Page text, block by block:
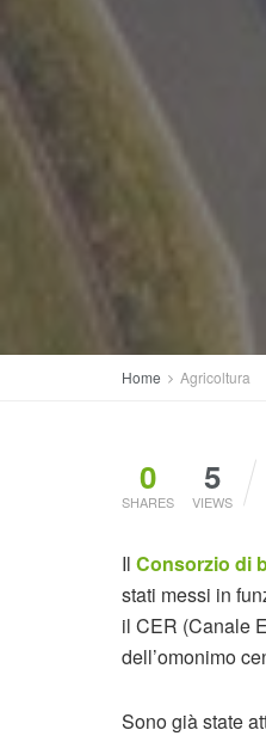
Home Agricoltura
0
SHARES
5
VIEWS
Il Consorzio di
stati messi in
il CER (Canale
dell’omonimo
Sono già state